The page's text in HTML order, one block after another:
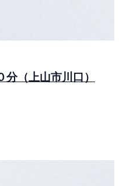
（上山市川口）